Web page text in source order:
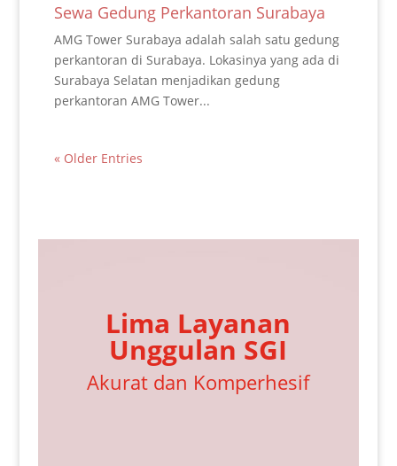
Sewa Gedung Perkantoran Surabaya
AMG Tower Surabaya adalah salah satu gedung
perkantoran di Surabaya. Lokasinya yang ada di
Surabaya Selatan menjadikan gedung
perkantoran AMG Tower...
« Older Entries
Lima Layanan
Unggulan SGI
Akurat dan Komperhesif